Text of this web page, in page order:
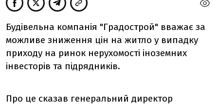
Будівельна компанія "Градострой" вважає за
можливе зниження цін на житло у випадку
приходу на ринок нерухомості іноземних
інвесторів та підрядників.
Про це сказав генеральний директор